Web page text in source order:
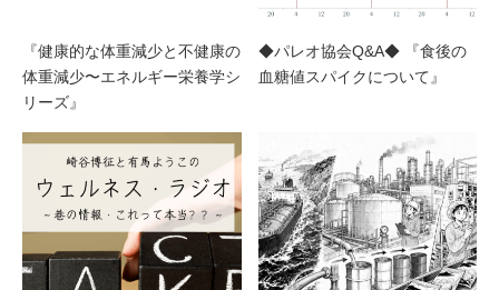
『健康的な体重減少と不健康の
体重減少〜エネルギー栄養学シ
リーズ』
◆パレオ協会Q&A◆ 『食後の
血糖値スパイクについて』